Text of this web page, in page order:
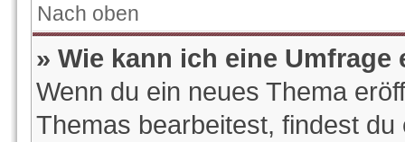
Nach oben
» Wie kann ich eine Umfrage
Wenn du ein neues Thema
Themas bearbeitest, findest du